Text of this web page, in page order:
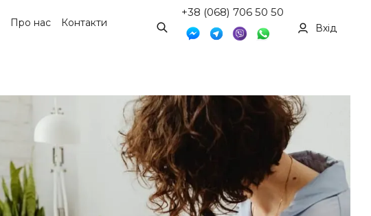
Про нас Контакти
+38 (068) 706 50 50
Вхід